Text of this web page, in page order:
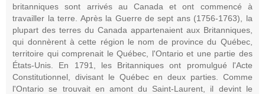
britanniques sont arrivés au Canada et ont commencé à
travailler la terre. Après la Guerre de sept ans (1756-1763), la
plupart des terres du Canada appartenaient aux Britanniques,
qui donnèrent à cette région le nom de province du Québec,
territoire qui comprenait le Québec, l'Ontario et une partie des
États-Unis. En 1791, les Britanniques ont promulgué l'Acte
Constitutionnel, divisant le Québec en deux parties. Comme
l'Ontario se trouvait en amont du Saint-Laurent, il devint le